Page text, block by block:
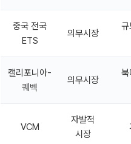
중국 전국
ETS
의무시장
캘리포니아-
퀘벡
의무시장
VCM
자발적
시장